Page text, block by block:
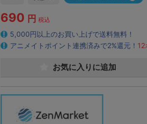
690 円 税込
5,000円以上のお買い上げで送料無料！
アニメイトポイント連携済みで2%還元！ 12
お気に入りに追加